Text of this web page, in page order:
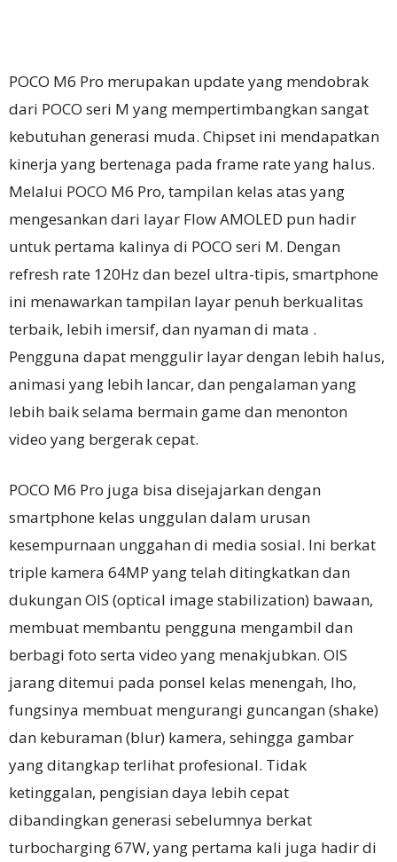
POCO M6 Pro merupakan update yang mendobrak
dari POCO seri M yang mempertimbangkan sangat
kebutuhan generasi muda. Chipset ini mendapatkan
kinerja yang bertenaga pada frame rate yang halus.
Melalui POCO M6 Pro, tampilan kelas atas yang
mengesankan dari layar Flow AMOLED pun hadir
untuk pertama kalinya di POCO seri M. Dengan
refresh rate 120Hz dan bezel ultra-tipis, smartphone
ini menawarkan tampilan layar penuh berkualitas
terbaik, lebih imersif, dan nyaman di mata .
Pengguna dapat menggulir layar dengan lebih halus,
animasi yang lebih lancar, dan pengalaman yang
lebih baik selama bermain game dan menonton
video yang bergerak cepat.
POCO M6 Pro juga bisa disejajarkan dengan
smartphone kelas unggulan dalam urusan
kesempurnaan unggahan di media sosial. Ini berkat
triple kamera 64MP yang telah ditingkatkan dan
dukungan OIS (optical image stabilization) bawaan,
membuat membantu pengguna mengambil dan
berbagi foto serta video yang menakjubkan. OIS
jarang ditemui pada ponsel kelas menengah, lho,
fungsinya membuat mengurangi guncangan (shake)
dan keburaman (blur) kamera, sehingga gambar
yang ditangkap terlihat profesional. Tidak
ketinggalan, pengisian daya lebih cepat
dibandingkan generasi sebelumnya berkat
turbocharging 67W, yang pertama kali juga hadir di